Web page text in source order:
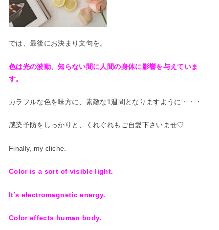
では、最後にお決まり文句を。
色は光の波動、知らない間に人間の身体に影響を与えていま
す。
カラフルな色を味方に、素敵な1週間となりますように・・・
感染予防をしっかりと、くれぐれもご自愛下さいませ♡
Finally, my cliche.
Color is a sort of visible light.
It’s electromagnetic energy.
Color effects human body.